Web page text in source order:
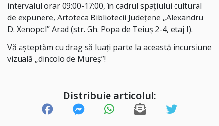
intervalul orar 09:00-17:00, în cadrul spațiului cultural
de expunere, Artoteca Bibliotecii Județene „Alexandru
D. Xenopol” Arad (str. Gh. Popa de Teiuș 2-4, etaj I).
Vă așteptăm cu drag să luați parte la această incursiune
vizuală „dincolo de Mureș”!
Distribuie articolul: